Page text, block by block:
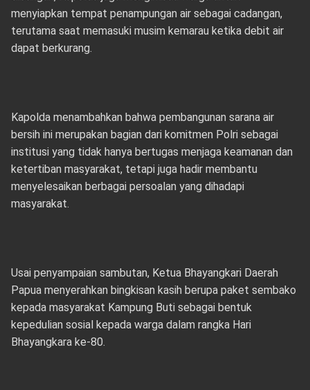
menyiapkan tempat penampungan air sebagai cadangan,
terutama saat memasuki musim kemarau ketika debit air
dapat berkurang.
Kapolda menambahkan bahwa pembangunan sarana air
bersih ini merupakan bagian dari komitmen Polri sebagai
institusi yang tidak hanya bertugas menjaga keamanan dan
ketertiban masyarakat, tetapi juga hadir membantu
menyelesaikan berbagai persoalan yang dihadapi
masyarakat.
Usai penyampaian sambutan, Ketua Bhayangkari Daerah
Papua menyerahkan bingkisan kasih berupa paket sembako
kepada masyarakat Kampung Buti sebagai bentuk
kepedulian sosial kepada warga dalam rangka Hari
Bhayangkara ke-80.